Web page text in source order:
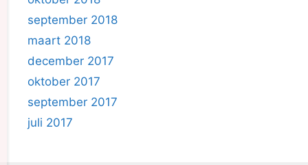
september 2018
maart 2018
december 2017
oktober 2017
september 2017
juli 2017